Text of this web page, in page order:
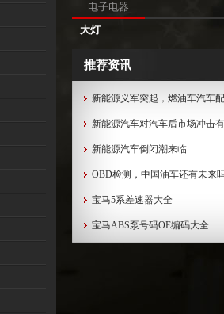
电子电器
大灯
推荐资讯
新能源义军突起，燃油车汽车
新能源汽车对汽车后市场冲击
新能源汽车倒闭潮来临
OBD检测，中国油车还有未来
宝马5系差速器大全
宝马ABS泵号码OE编码大全